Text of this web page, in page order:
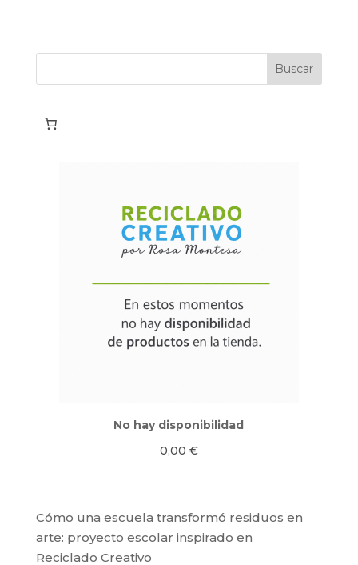
No hay disponibilidad
0,00 €
Cómo una escuela transformó residuos en
arte: proyecto escolar inspirado en
Reciclado Creativo